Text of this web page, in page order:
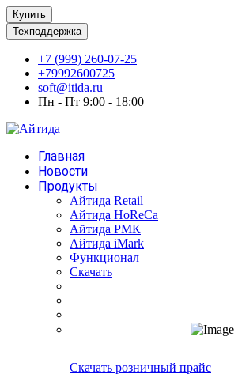
Купить
Техподдержка
+7 (999) 260-07-25
+79992600725
soft@itida.ru
Пн - Пт 9:00 - 18:00
Главная
Новости
Продукты
Айтида Retail
Айтида HoReCa
Айтида РМК
Айтида iMark
Функционал
Скачать
Скачать розничный прайс